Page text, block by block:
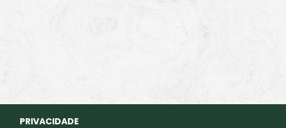
PRIVACIDADE